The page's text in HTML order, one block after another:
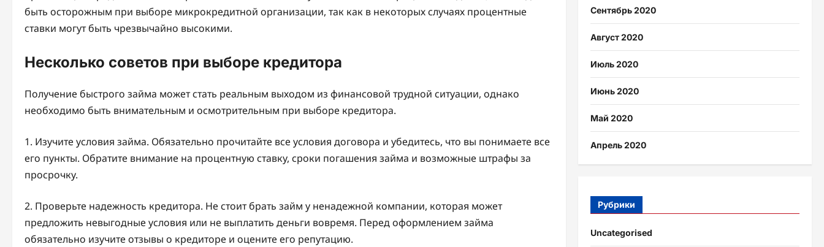
быть осторожным при выборе микрокредитной организации, так как в некоторых случаях процентные
ставки могут быть чрезвычайно высокими.
Несколько советов при выборе кредитора
Получение быстрого займа может стать реальным выходом из финансовой трудной ситуации, однако
необходимо быть внимательным и осмотрительным при выборе кредитора.
1. Изучите условия займа. Обязательно прочитайте все условия договора и убедитесь, что вы понимаете все
его пункты. Обратите внимание на процентную ставку, сроки погашения займа и возможные штрафы за
просрочку.
2. Проверьте надежность кредитора. Не стоит брать займ у ненадежной компании, которая может
предложить невыгодные условия или не выплатить деньги вовремя. Перед оформлением займа
обязательно изучите отзывы о кредиторе и оцените его репутацию.
Сентябрь 2020
Август 2020
Июль 2020
Июнь 2020
Май 2020
Апрель 2020
Рубрики
Uncategorised